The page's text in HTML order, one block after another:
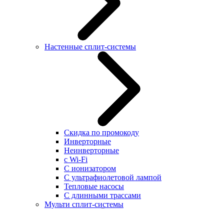
Настенные сплит-системы
Скидка по промокоду
Инверторные
Неинверторные
с Wi-Fi
С ионизатором
С ультрафиолетовой лампой
Тепловые насосы
С длинными трассами
Мульти сплит-системы